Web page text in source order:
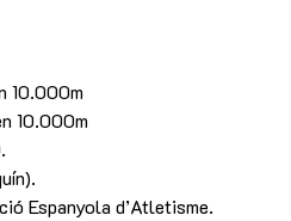
10.000m
10.000m
Espanyola d’Atletisme.